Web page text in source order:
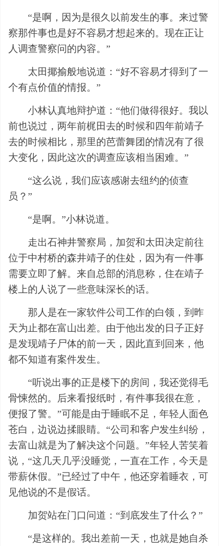
“是啊，因为是很久以前发生的事。来过警
察那件事也是好不容易才想起来的。现在正让
人调查警察问的内容。”
太田揶揄般地说道：“好不容易才得到了一
个有点价值的情报。”
小林认真地辩护道：“他们做得很好。我以
前也说过，两年前梶田去的时候和四年前靖子
去的时候相比，那里的芭蕾舞团的情况有了很
大变化，因此这次的调查应该相当困难。”
“这么说，我们应该感谢去纽约的侦查
员？”
“是啊。”小林说道。
走出石神井警察局，加贺和太田决定前往
位于中村桥的森井靖子的住处，因为有一件事
需要立即了解。来自总部的消息称，住在靖子
楼上的人说了一些意味深长的话。
那人是在一家软件公司工作的白领，到昨
天为止都在富山出差。由于他出发的日子正好
是发现靖子尸体的前一天，因此直到回来，他
都不知道有案件发生。
“听说出事的正是楼下的房间，我还觉得毛
骨悚然的。后来看报纸时，有件事我很在意，
便报了警。”可能是由于睡眠不足，年轻人面色
苍白，边说边揉眼睛。“公司和客户发生纠纷，
去富山就是为了解决这个问题。”年轻人苦笑着
说，“这几天几乎没睡觉，一直在工作，今天是
带薪休假。”已经过了中午，他还穿着睡衣，可
见他说的不是假话。
加贺站在门口问道：“到底发生了什么？”
“是这样的。我出差前一天，也就是她自杀